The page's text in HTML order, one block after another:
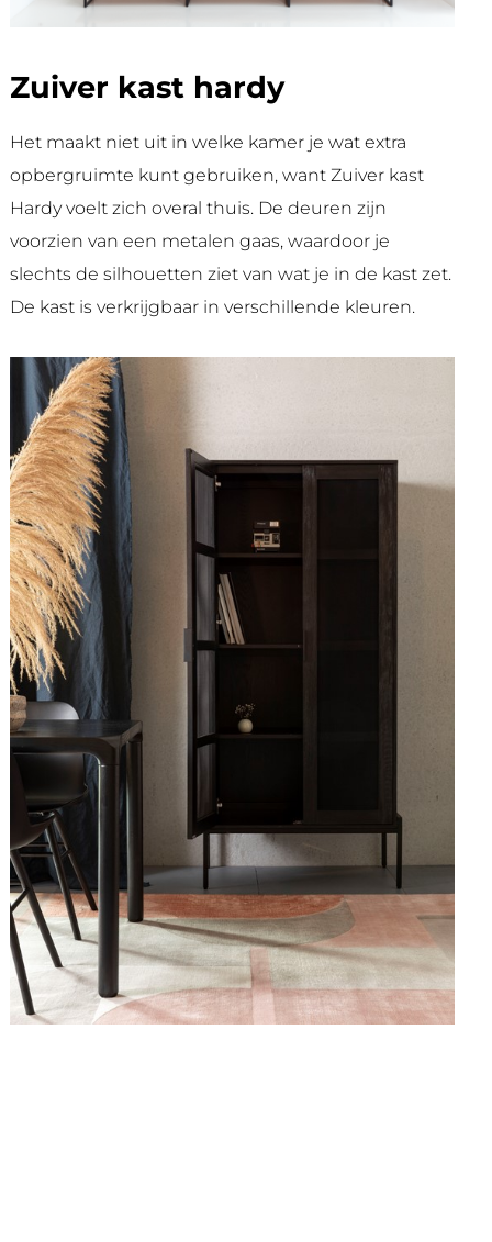
Zuiver kast hardy
Het maakt niet uit in welke kamer je wat extra
opbergruimte kunt gebruiken, want Zuiver kast
Hardy voelt zich overal thuis. De deuren zijn
voorzien van een metalen gaas, waardoor je
slechts de silhouetten ziet van wat je in de kast zet.
De kast is verkrijgbaar in verschillende kleuren.